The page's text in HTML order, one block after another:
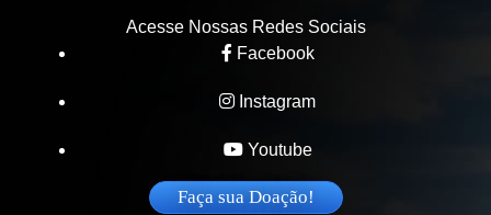
Acesse Nossas Redes Sociais
Facebook
Instagram
Youtube
Faça sua Doação!